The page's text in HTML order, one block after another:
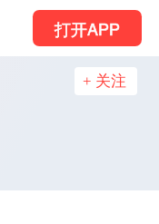
打开APP
+ 关注